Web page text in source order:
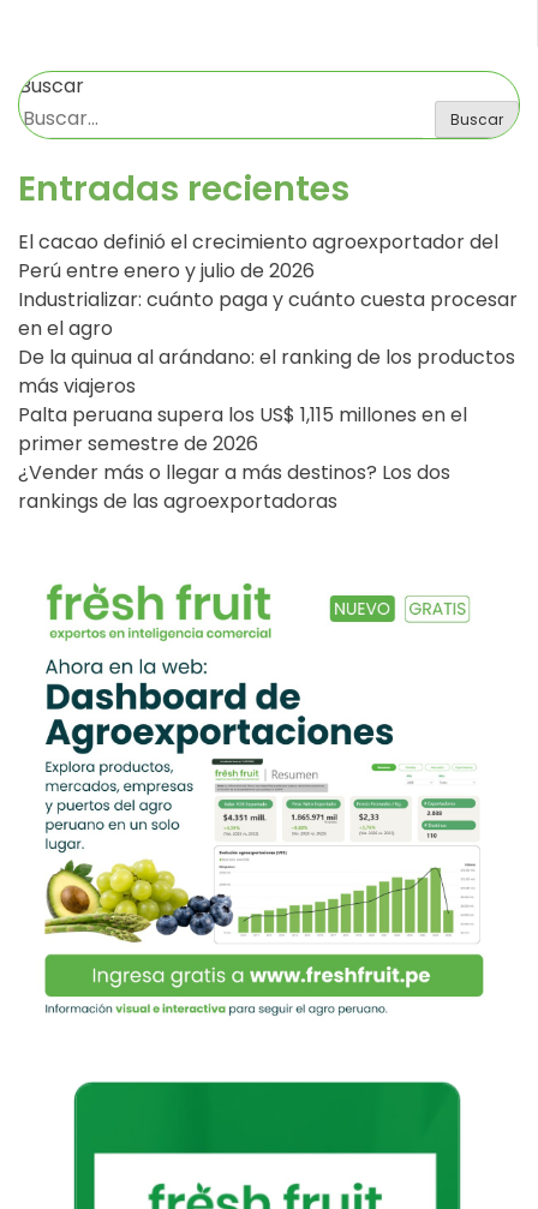
Buscar
Buscar
Entradas recientes
El cacao definió el crecimiento agroexportador del
Perú entre enero y julio de 2026
Industrializar: cuánto paga y cuánto cuesta procesar
en el agro
De la quinua al arándano: el ranking de los productos
más viajeros
Palta peruana supera los US$ 1,115 millones en el
primer semestre de 2026
¿Vender más o llegar a más destinos? Los dos
rankings de las agroexportadoras